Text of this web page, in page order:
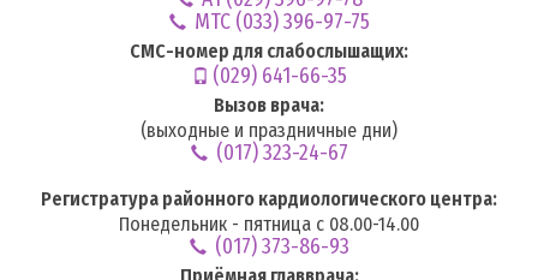
MTC (033) 396-97-75
СМС-номер для слабослышащих:
(029) 641-66-35
Вызов врача:
(выходные и праздничные дни)
(017) 323-24-67
Регистратура районного кардиологического центра:
Понедельник - пятница с 08.00-14.00
(017) 373-86-93
Приёмная главврача: